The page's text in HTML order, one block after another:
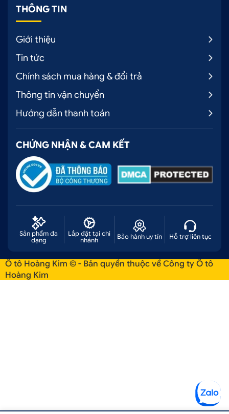
THÔNG TIN
Giới thiệu
Tin tức
Chính sách mua hàng & đổi trả
Thông tin vận chuyển
Hướng dẫn thanh toán
CHỨNG NHẬN & CAM KẾT
Sản phẩm đa
dạng
Lắp đặt tại chi
nhánh
Bảo hành uy tín Hỗ trợ liên tục
Ô tô Hoàng Kim © - Bản quyền thuộc về Công ty Ô tô
Hoàng Kim